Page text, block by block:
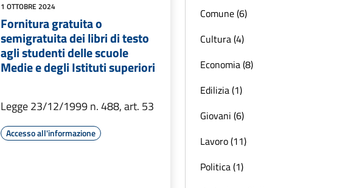
1 OTTOBRE 2024
Fornitura gratuita o
semigratuita dei libri di testo
agli studenti delle scuole
Medie e degli Istituti superiori
Legge 23/12/1999 n. 488, art. 53
Accesso all'informazione
Comune (6)
Cultura (4)
Economia (8)
Edilizia (1)
Giovani (6)
Lavoro (11)
Politica (1)